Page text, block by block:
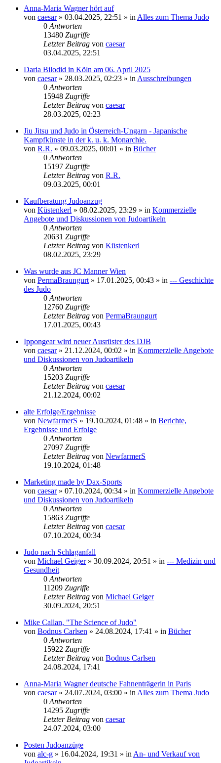
Anna-Maria Wagner hört auf
von caesar» 03.04.2025, 22:51 » in Alles zum Thema Judo
0 Antworten
13480 Zugriffe
Letzter Beitrag von caesar
03.04.2025, 22:51
Daria Bilodid in Köln am 06. April 2025
von caesar» 28.03.2025, 02:23 » in Ausschreibungen
0 Antworten
15948 Zugriffe
Letzter Beitrag von caesar
28.03.2025, 02:23
Jiu Jitsu und Judo in Österreich-Ungarn - Japanische
Kampfkünste in der k. u. k. Monarchie.
von R.R. » 09.03.2025, 00:01 » in Bücher
0 Antworten
15197 Zugriffe
Letzter Beitrag von R.R.
09.03.2025, 00:01
Kaufberatung Judoanzug
von Küstenkerl » 08.02.2025, 23:29 » in Kommerzielle
Angebote und Diskussionen von Judoartikeln
0 Antworten
20631 Zugriffe
Letzter Beitrag von Küstenkerl
08.02.2025, 23:29
Was wurde aus JC Manner Wien
von PermaBraungurt » 17.01.2025, 00:43 » in --- Geschichte
des Judo
0 Antworten
12760 Zugriffe
Letzter Beitrag von PermaBraungurt
17.01.2025, 00:43
Ippongear wird neuer Ausrüster des DJB
von caesar» 21.12.2024, 00:02 » in Kommerzielle Angebote
und Diskussionen von Judoartikeln
0 Antworten
15203 Zugriffe
Letzter Beitrag von caesar
21.12.2024, 00:02
alte Erfolge/Ergebnisse
von NewfarmerS » 19.10.2024, 01:48 » in Berichte,
Ergebnisse und Erfolge
0 Antworten
27097 Zugriffe
Letzter Beitrag von NewfarmerS
19.10.2024, 01:48
Marketing made by Dax-Sports
von caesar» 07.10.2024, 00:34 » in Kommerzielle Angebote
und Diskussionen von Judoartikeln
0 Antworten
15863 Zugriffe
Letzter Beitrag von caesar
07.10.2024, 00:34
Judo nach Schlaganfall
von Michael Geiger» 30.09.2024, 20:51 » in --- Medizin und
Gesundheit
0 Antworten
11209 Zugriffe
Letzter Beitrag von Michael Geiger
30.09.2024, 20:51
Mike Callan, "The Science of Judo"
von Bodnus Carlsen » 24.08.2024, 17:41 » in Bücher
0 Antworten
15922 Zugriffe
Letzter Beitrag von Bodnus Carlsen
24.08.2024, 17:41
Anna-Maria Wagner deutsche Fahnenträgerin in Paris
von caesar» 24.07.2024, 03:00 » in Alles zum Thema Judo
0 Antworten
14295 Zugriffe
Letzter Beitrag von caesar
24.07.2024, 03:00
Posten Judoanzüge
von alc-g » 16.04.2024, 19:31 » in An- und Verkauf von